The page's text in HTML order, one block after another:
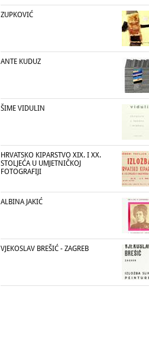
ZUPKOVIĆ
ANTE KUDUZ
ŠIME VIDULIN
HRVATSKO KIPARSTVO XIX. I XX.
STOLJEĆA U UMJETNIČKOJ
FOTOGRAFIJI
ALBINA JAKIĆ
VJEKOSLAV BREŠIĆ - ZAGREB